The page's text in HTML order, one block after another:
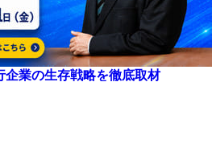
企業の生存戦略を徹底取材